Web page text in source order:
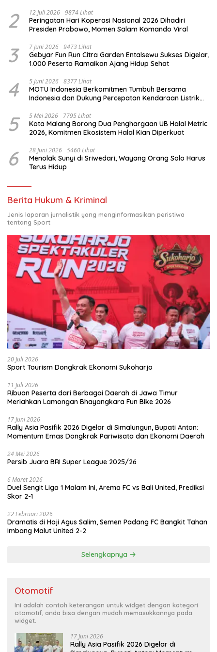
2 12 Juli 2026 9874 Lihat
Peringatan Hari Koperasi Nasional 2026 Dihadiri
Presiden Prabowo, Momen Salam Komando Viral
3 7 Juni 2026 9473 Lihat
Gebyar Fun Run Citra Garden Entalsewu Sukses Digelar,
1.000 Peserta Ramaikan Ajang Hidup Sehat
4 5 Juni 2026 8377 Lihat
MOTU Indonesia Berkomitmen Tumbuh Bersama
Indonesia dan Dukung Percepatan Kendaraan Listrik
5 5 Mei 2026 7795 Lihat
Kota Malang Borong Dua Penghargaan UB Halal Metric
2026, Komitmen Ekosistem Halal Kian Diperkuat
6 28 Juni 2026 5460 Lihat
Menolak Sunyi di Sriwedari, Wayang Orang Solo Harus
Terus Hidup
Berita Hukum & Kriminal
Jenis laporan jurnalistik yang menginformasikan peristiwa
tentang Sport
20 Juli 2026
Sport Tourism Dongkrak Ekonomi Sukoharjo
11 Juli 2026
Ribuan Peserta dari Berbagai Daerah di Jawa Timur
Meriahkan Lamongan Bhayangkara Fun Bike 2026
17 Juni 2026
Rally Asia Pasifik 2026 Digelar di Simalungun, Bupati Anton:
Momentum Emas Dongkrak Pariwisata dan Ekonomi Daerah
24 Mei 2026
Persib Juara BRI Super League 2025/26
6 Maret 2026
Duel Sengit Liga 1 Malam Ini, Arema FC vs Bali United, Prediksi
Skor 2-1
22 Februari 2026
Dramatis di Haji Agus Salim, Semen Padang FC Bangkit Tahan
Imbang Malut United 2-2
Selengkapnya
Otomotif
Ini adalah contoh keterangan untuk widget dengan kategori
otomotif, anda bisa dengan mudah memasukkannya pada
widget.
17 Juni 2026
Rally Asia Pasifik 2026 Digelar di